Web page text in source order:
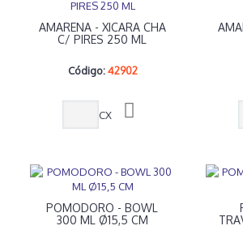
AMARENA - XICARA CHA
C/ PIRES 250 ML
Código: 42902
CX
POMODORO - BOWL
300 ML Ø15,5 CM